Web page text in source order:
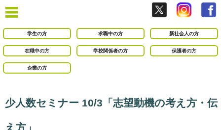
学生の方 求職中の方 新社会人の方
在職中の方 学校関係者の方 保護者の方
企業の方
少人数セミナー 10/3「志望動機の考え方・伝
え方」